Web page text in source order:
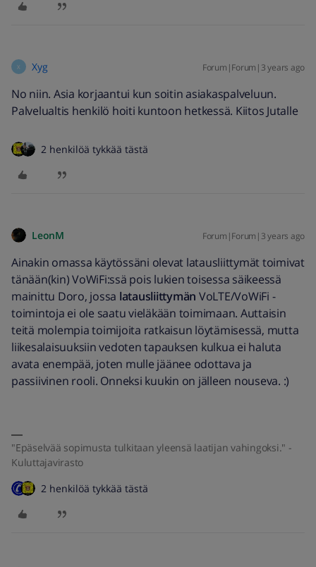
X Xyg Forum|Forum|3 years ago
No niin. Asia korjaantui kun soitin asiakaspalveluun.
Palvelualtis henkilö hoiti kuntoon hetkessä. Kiitos Jutalle
2 henkilöä tykkää tästä
LeonM Forum|Forum|3 years ago
Ainakin omassa käytössäni olevat latausliittymät toimivat
tänään(kin) VoWiFi:ssä pois lukien toisessa säikeessä
mainittu Doro, jossa latausliittymän VoLTE/VoWiFi -
toimintoja ei ole saatu vieläkään toimimaan. Auttaisin
teitä molempia toimijoita ratkaisun löytämisessä, mutta
liikesalaisuuksiin vedoten tapauksen kulkua ei haluta
avata enempää, joten mulle jäänee odottava ja
passiivinen rooli. Onneksi kuukin on jälleen nouseva. :)
"Epäselvää sopimusta tulkitaan yleensä laatijan vahingoksi." -
Kuluttajavirasto
2 henkilöä tykkää tästä